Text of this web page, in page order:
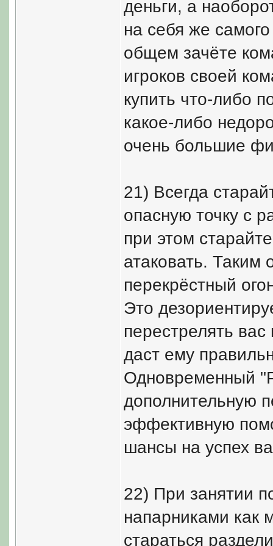
деньги, а
на себя же
общем зачёте
игроков своей
купить что-либо
какое-либо
очень большие
21) Всегда
опасную точку с
при этом
атаковать. Таким
перекрёстный
Это
перестрелять
даст ему
Одновременный
дополнительную
эффективную
шансы на успех
22) При занятии
напарниками как
стараться